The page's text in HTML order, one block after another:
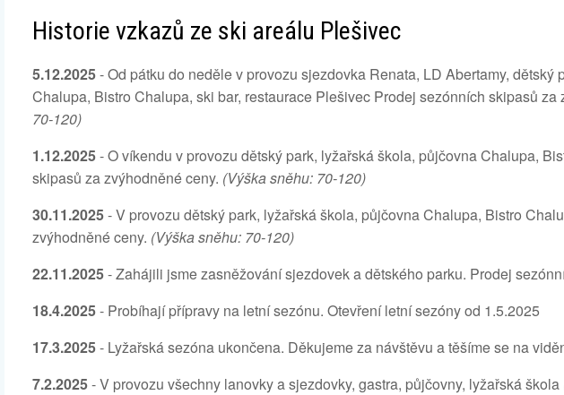
Historie vzkazů ze ski areálu Plešivec
5.12.2025- Od pátku do neděle v provozu sjezdovka Renata, LD Abertamy, dětský
Chalupa, Bistro Chalupa, ski bar, restaurace Plešivec Prodej sezónních skipasů za
70-120)
1.12.2025- O víkendu v provozu dětský park, lyžařská škola, půjčovna Chalupa,
skipasů za zvýhodněné ceny. (Výška sněhu: 70-120)
30.11.2025- V provozu dětský park, lyžařská škola, půjčovna Chalupa, Bistro
zvýhodněné ceny. (Výška sněhu: 70-120)
22.11.2025- Zahájili jsme zasněžování sjezdovek a dětského parku. Prodej
18.4.2025- Probíhají přípravy na letní sezónu. Otevření letní sezóny od 1.5.2025
17.3.2025- Lyžařská sezóna ukončena. Děkujeme za návštěvu a těšíme se na
7.2.2025- V provozu všechny lanovky a sjezdovky, gastra, půjčovny, lyžařská škola